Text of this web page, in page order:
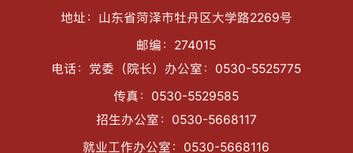
地址：山东省菏泽市牡丹区大学路2269号
邮编：274015
电话：党委（院长）办公室：0530-5525775
传真：0530-5529585
招生办公室：0530-5668117
就业工作办公室：0530-5668116